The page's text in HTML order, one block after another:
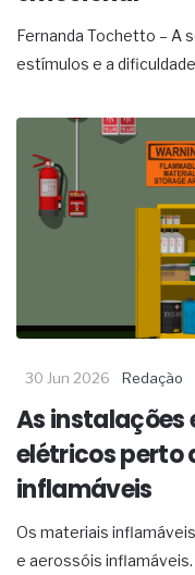
Fernanda Tochetto – A
estímulos e a
30 Jun 2026 Redação
As instalações
elétricos perto
inflamáveis
Os materiais
e aerossóis